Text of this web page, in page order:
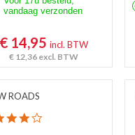
vandaag verzonden
€ 14,95 incl. BTW
€ 12,36 excl. BTW
ROADS